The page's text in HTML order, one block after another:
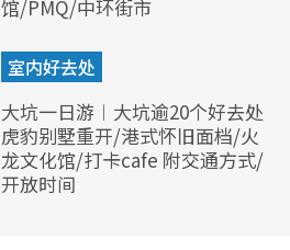
馆/PMQ/中环街市
室内好去处
大坑一日游︱大坑逾20个好去处
虎豹别墅重开/港式怀旧面档/火
龙文化馆/打卡cafe 附交通方式/
开放时间